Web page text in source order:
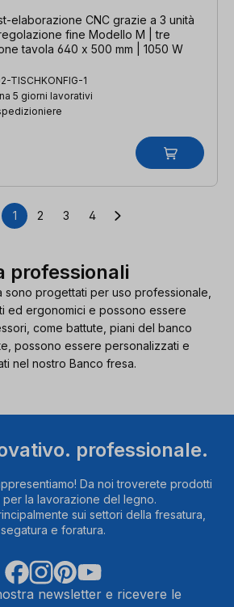
elaborazione CNC grazie a 3 unità
fine Modello M | tre
tavola 640 x 500 mm | 1050 W
TISCHKONFIG-1
5 giorni lavorativi
Pagina
1 Pagina
2 Pagina
3 Pagina
4
professionali
sono progettati per uso professionale,
ed ergonomici e possono essere
come battute, piani del banco
possono essere personalizzati e
nel nostro Banco fresa.
professionale.
Da noi troverete prodotti
per la lavorazione del legno.
sui settori della fresatura,
segatura e foratura.
newsletter e ricevere le